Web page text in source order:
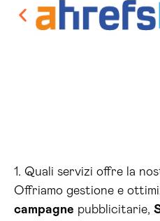
1. Quali servizi offre la
Offriamo gestione e
campagne pubblicitarie,